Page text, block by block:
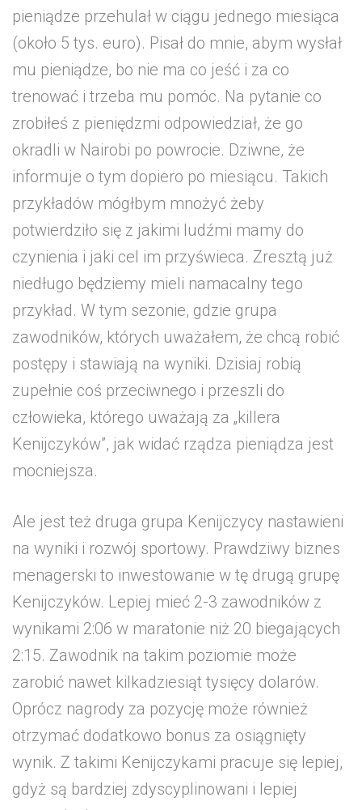
pieniądze przehulał w ciągu jednego miesiąca
(około 5 tys. euro). Pisał do mnie, abym wysłał
mu pieniądze, bo nie ma co jeść i za co
trenować i trzeba mu pomóc. Na pytanie co
zrobiłeś z pieniędzmi odpowiedział, że go
okradli w Nairobi po powrocie. Dziwne, że
informuje o tym dopiero po miesiącu. Takich
przykładów mógłbym mnożyć żeby
potwierdziło się z jakimi ludźmi mamy do
czynienia i jaki cel im przyświeca. Zresztą już
niedługo będziemy mieli namacalny tego
przykład. W tym sezonie, gdzie grupa
zawodników, których uważałem, że chcą robić
postępy i stawiają na wyniki. Dzisiaj robią
zupełnie coś przeciwnego i przeszli do
człowieka, którego uważają za „killera
Kenijczyków”, jak widać rządza pieniądza jest
mocniejsza.
Ale jest też druga grupa Kenijczycy nastawieni
na wyniki i rozwój sportowy. Prawdziwy biznes
menagerski to inwestowanie w tę drugą grupę
Kenijczyków. Lepiej mieć 2-3 zawodników z
wynikami 2:06 w maratonie niż 20 biegających
2:15. Zawodnik na takim poziomie może
zarobić nawet kilkadziesiąt tysięcy dolarów.
Oprócz nagrody za pozycję może również
otrzymać dodatkowo bonus za osiągnięty
wynik. Z takimi Kenijczykami pracuje się lepiej,
gdyż są bardziej zdyscyplinowani i lepiej